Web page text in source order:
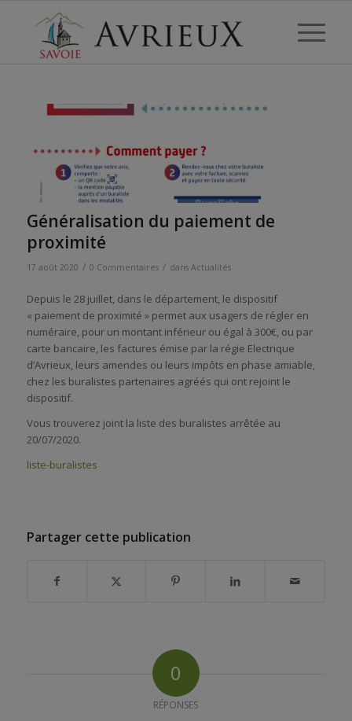
Généralisation du paiement de
proximité
17 août 2020 / 0 Commentaires / dans Actualités
Depuis le 28 juillet, dans le département, le dispositif
« paiement de proximité » permet aux usagers de régler en
numéraire, pour un montant inférieur ou égal à 300€, ou par
carte bancaire, les factures émise par la régie Electrique
d’Avrieux, leurs amendes ou leurs impôts en phase amiable,
chez les buralistes partenaires agréés qui ont rejoint le
dispositif.
Vous trouverez joint la liste des buralistes arrêtée au
20/07/2020.
liste-buralistes
Partager cette publication
0
RÉPONSES